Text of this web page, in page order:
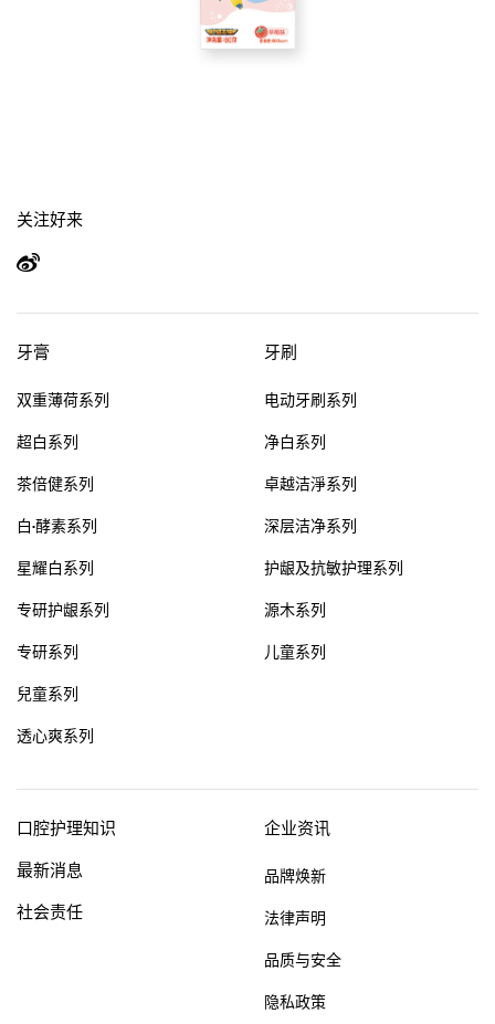
关注好来
牙膏
双重薄荷系列
超白系列
茶倍健系列
白·酵素系列
星耀白系列
专研护龈系列
专研系列
兒童系列
透心爽系列
牙刷
电动牙刷系列
净白系列
卓越洁淨系列
深层洁净系列
护龈及抗敏护理系列
源木系列
儿童系列
口腔护理知识
最新消息
社会责任
企业资讯
品牌焕新
法律声明
品质与安全
隐私政策